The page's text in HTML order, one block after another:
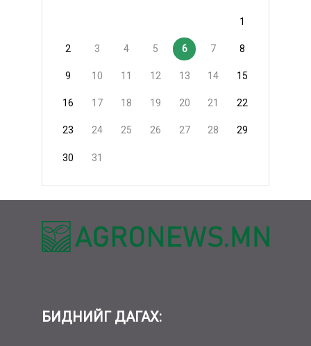
1
2 3 4 5 6 7 8
9 10 11 12 13 14 15
16 17 18 19 20 21 22
23 24 25 26 27 28 29
30 31
БИДНИЙГ ДАГАХ: